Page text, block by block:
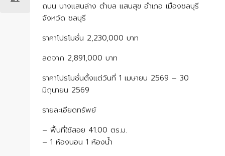
ถนน บางแสนล่าง ตำบล แสนสุข อำเภอ เมืองชลบุรี
จังหวัด ชลบุรี
ราคาโปรโมชั่น 2,230,000 บาท
ลดจาก 2,891,000 บาท
ราคาโปรโมชั่นตั้งแต่วันที่ 1 เมษายน 2569 – 30
มิถุนายน 2569
รายละเอียดทรัพย์
– พื้นที่ใช้สอย 41.00 ตร.ม.
– 1 ห้องนอน 1 ห้องน้ำ